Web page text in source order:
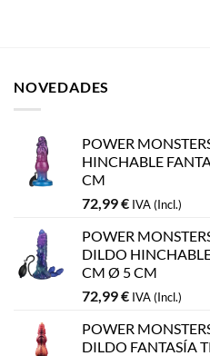
NOVEDADES
POWER
HINCHABLE
CM
72,99€ IVA (Incl.)
POWER
DILDO
CM Ø 5 CM
72,99€ IVA (Incl.)
POWER
DILDO FANTASÍA